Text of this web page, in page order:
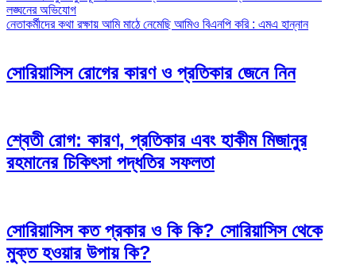
navigation
লঙ্ঘনের অভিযোগ
নেতাকর্মীদের কথা রক্ষায় আমি মাঠে নেমেছি আমিও বিএনপি করি : এমএ হান্নান
সোরিয়াসিস রোগের কারণ ও প্রতিকার জেনে নিন
শ্বেতী রোগ: কারণ, প্রতিকার এবং হাকীম মিজানুর
রহমানের চিকিৎসা পদ্ধতির সফলতা
সোরিয়াসিস কত প্রকার ও কি কি? সোরিয়াসিস থেকে
মুক্ত হওয়ার উপায় কি?